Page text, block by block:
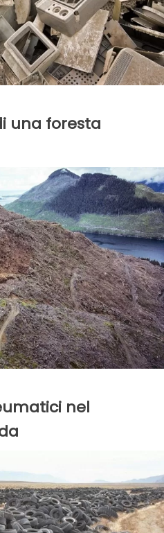
una foresta
nel